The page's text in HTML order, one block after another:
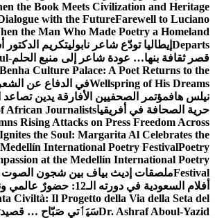
the Book Meets Civilization and Heritage
with the FutureFarewell to Luciano
the Man Who Made Poetry a Homeland
Departs إيطاليا تودّع شاعر نابوليتكريم الدكتور
قصر ثقافة بنها… عودة شاعر إلى منبع الحلم
Culture Palace: A Poet Returns to the
Wellspring of His Dreamsفي الدفاع عن
نيلس هافمؤتمر الصحفيين الأفارقة يدين تصاعد
حرية الصحافة في أفريقياAfrican Journalists
Rising Attacks on Press Freedom Across
the Soul: Margarita Al Celebrates the
International Poetry FestivalPoetry
at the Medellín International Poetry
Festivalملصقات إديث بياف بين شجون الصوت
أفلام السعودية في دورته الـ12: حضورٌ عالمي ونجاحٌ يحتذى به
Civiltà: Il Progetto della Via della Seta del
Dr. Ashraf Aboul-Yazidسَيَٲتي صَبّاح …